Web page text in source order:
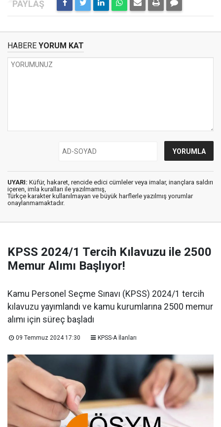
HABERE YORUM KAT
UYARI: Küfür, hakaret, rencide edici cümleler veya imalar, inançlara saldırı
içeren, imla kuralları ile yazılmamış,
Türkçe karakter kullanılmayan ve büyük harflerle yazılmış yorumlar
onaylanmamaktadır.
KPSS 2024/1 Tercih Kılavuzu ile 2500
Memur Alımı Başlıyor!
Kamu Personel Seçme Sınavı (KPSS) 2024/1 tercih
kılavuzu yayımlandı ve kamu kurumlarına 2500 memur
alımı için süreç başladı
09 Temmuz 2024 17:30 KPSS-A İlanları